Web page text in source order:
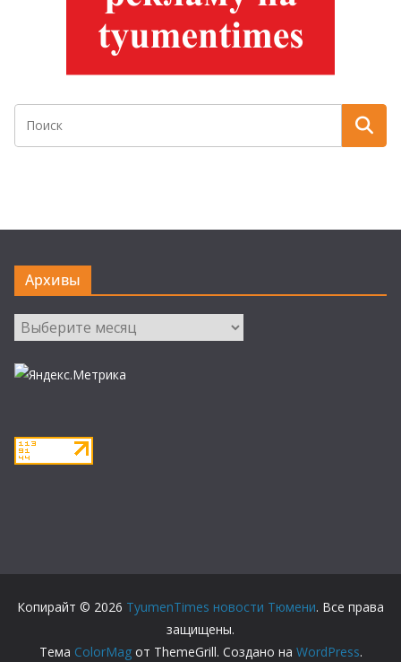
Архивы
Архивы
Копирайт © 2026 TyumenTimes новости Тюмени. Все права
защищены.
Тема ColorMagот ThemeGrill. Создано на WordPress.